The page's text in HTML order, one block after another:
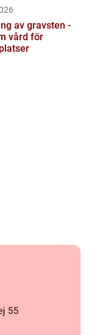
av gravsten -
vård för